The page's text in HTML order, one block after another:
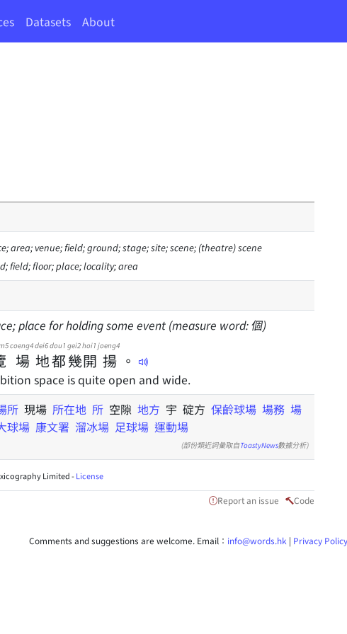
Datasets About
area; venue; field; ground; stage; site; scene; (theatre) scene
field; floor; place; locality; area
place for holding some event (measure word: 個)
場
coeng4
地
dei6
都
dou1
幾
gei2
開
hoi1
揚
joeng4
。
space is quite open and wide.
所 現場 所在地 所 空隙 地方 宇 碇方 保齡球場 場務 場
球場 康文署 溜冰場 足球場 運動場
(部份類近詞彙取自ToastyNews數據分析)
Limited -License
Report an issue Code
Comments and suggestions are welcome. Email： info@words.hk | Privacy Policy